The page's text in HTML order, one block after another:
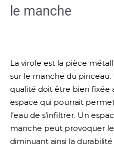
le manche
La virole est la pièce
sur le manche du
qualité doit être bien fixée
espace qui pourrait
l’eau de s’infiltrer. Un
manche peut provoquer le
diminuant ainsi la